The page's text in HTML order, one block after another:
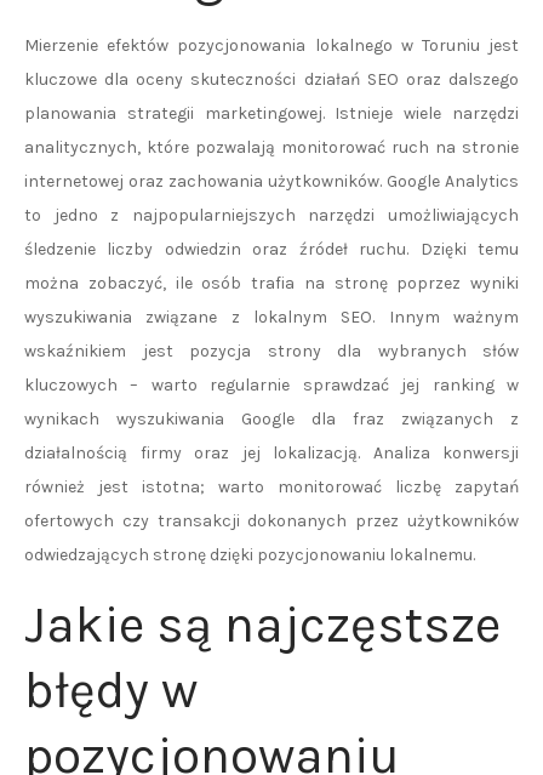
Mierzenie efektów pozycjonowania lokalnego w Toruniu jest
kluczowe dla oceny skuteczności działań SEO oraz dalszego
planowania strategii marketingowej. Istnieje wiele narzędzi
analitycznych, które pozwalają monitorować ruch na stronie
internetowej oraz zachowania użytkowników. Google Analytics
to jedno z najpopularniejszych narzędzi umożliwiających
śledzenie liczby odwiedzin oraz źródeł ruchu. Dzięki temu
można zobaczyć, ile osób trafia na stronę poprzez wyniki
wyszukiwania związane z lokalnym SEO. Innym ważnym
wskaźnikiem jest pozycja strony dla wybranych słów
kluczowych – warto regularnie sprawdzać jej ranking w
wynikach wyszukiwania Google dla fraz związanych z
działalnością firmy oraz jej lokalizacją. Analiza konwersji
również jest istotna; warto monitorować liczbę zapytań
ofertowych czy transakcji dokonanych przez użytkowników
odwiedzających stronę dzięki pozycjonowaniu lokalnemu.
Jakie są najczęstsze
błędy w
pozycjonowaniu